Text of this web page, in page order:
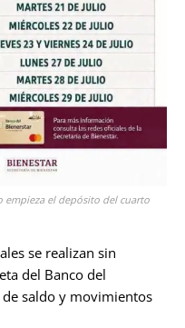
empieza el depósito del cuarto
se realizan sin
del Banco del
saldo y movimientos